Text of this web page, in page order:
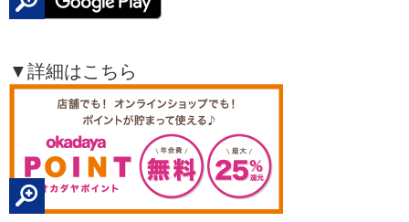
▼詳細はこちら